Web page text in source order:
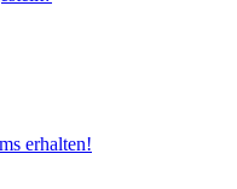
erhalten!